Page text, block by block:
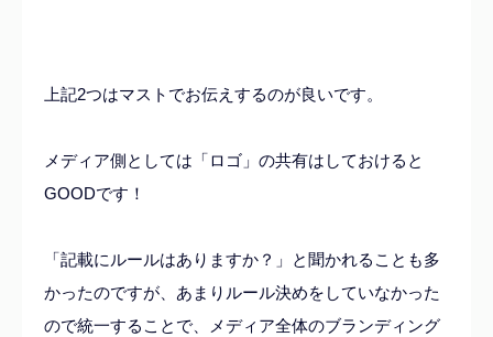
上記2つはマストでお伝えするのが良いです。
メディア側としては「ロゴ」の共有はしておけると
GOODです！
「記載にルールはありますか？」と聞かれることも多
かったのですが、あまりルール決めをしていなかった
ので統一することで、メディア全体のブランディング